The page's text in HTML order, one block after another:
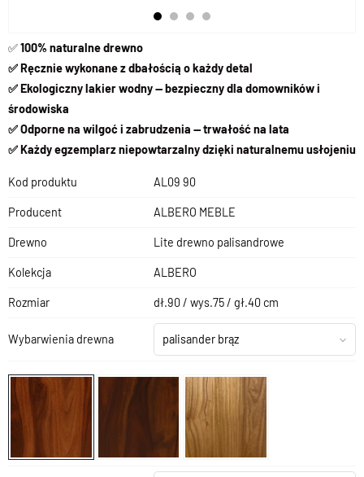
✅100% naturalne drewno
✅ Ręcznie wykonane z dbałością o każdy detal
✅ Ekologiczny lakier wodny — bezpieczny dla domowników i
środowiska
✅ Odporne na wilgoć i zabrudzenia — trwałość na lata
✅ Każdy egzemplarz niepowtarzalny dzięki naturalnemu usłojeniu
Kod produktu AL09 90
Producent ALBERO MEBLE
Drewno Lite drewno palisandrowe
Kolekcja ALBERO
Rozmiar dł.90 / wys.75 / gł.40 cm
Wybarwienia drewna palisander brąz